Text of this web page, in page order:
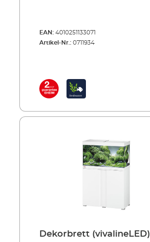
EAN: 4010251133071
Artikel-Nr.: 0711934
Dekorbrett (vivalineLED)